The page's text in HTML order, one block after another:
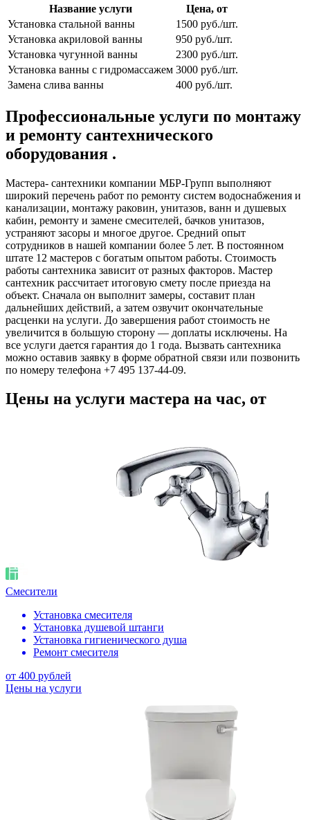
Название услуги
Цена, от
Установка стальной ванны
1500 руб./шт.
Установка акриловой ванны
950 руб./шт.
Установка чугунной ванны
2300 руб./шт.
Установка ванны с гидромассажем 3000 руб./шт.
Замена слива ванны
400 руб./шт.
Профессиональные услуги по монтажу
и ремонту сантехнического
оборудования .
Мастера- сантехники компании МБР-Групп выполняют
широкий перечень работ по ремонту систем водоснабжения и
канализации, монтажу раковин, унитазов, ванн и душевых
кабин, ремонту и замене смесителей, бачков унитазов,
устраняют засоры и многое другое. Средний опыт
сотрудников в нашей компании более 5 лет. В постоянном
штате 12 мастеров с богатым опытом работы. Стоимость
работы сантехника зависит от разных факторов. Мастер
сантехник рассчитает итоговую смету после приезда на
объект. Сначала он выполнит замеры, составит план
дальнейших действий, а затем озвучит окончательные
расценки на услуги. До завершения работ стоимость не
увеличится в большую сторону ― доплаты исключены. На
все услуги дается гарантия до 1 года. Вызвать сантехника
можно оставив заявку в форме обратной связи или позвонить
по номеру телефона +7 495 137-44-09.
Цены на услуги мастера на час, от
Смесители
Установка смесителя
Установка душевой штанги
Установка гигиенического душа
Ремонт смесителя
от 400 рублей
Цены на услуги